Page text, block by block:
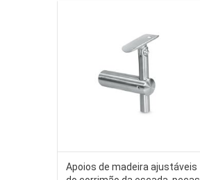
Apoios de madeira ajustáveis